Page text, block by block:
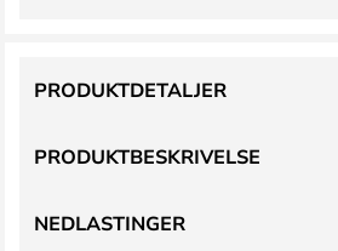
PRODUKTBESKRIVELSE
PRODUKTDETALJER
NEDLASTINGER